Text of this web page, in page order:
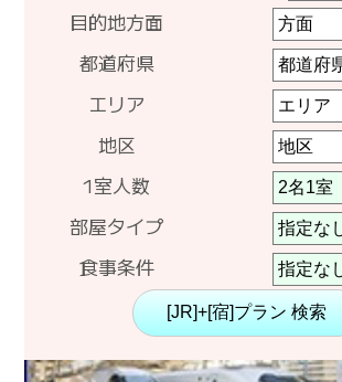
目的地方面
都道府県
エリア
地区
1室人数
部屋タイプ
食事条件